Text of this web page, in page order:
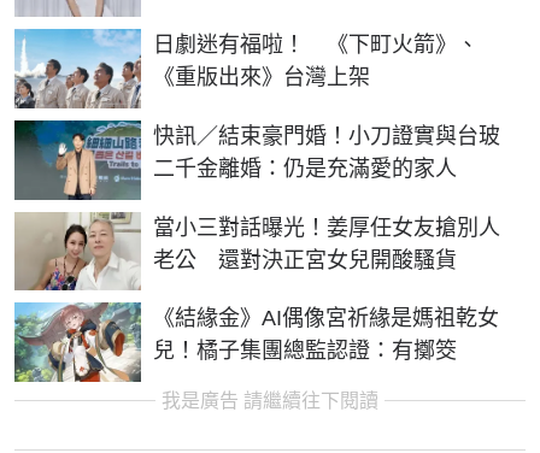
日劇迷有福啦！ 《下町火箭》、
《重版出來》台灣上架
快訊／結束豪門婚！小刀證實與台玻
二千金離婚：仍是充滿愛的家人
當小三對話曝光！姜厚任女友搶別人
老公 還對決正宮女兒開酸騷貨
《結緣金》AI偶像宮祈緣是媽祖乾女
兒！橘子集團總監認證：有擲筊
我是廣告 請繼續往下閱讀